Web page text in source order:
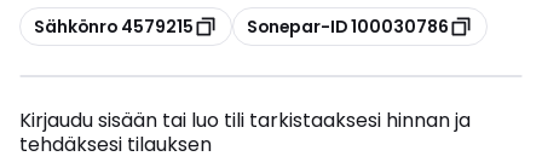
Kopioi
Sähkönro 4579215 Kopioi
Sonepar-ID 100030786
Kirjaudu sisään tai luo tili tarkistaaksesi hinnan ja
tehdäksesi tilauksen